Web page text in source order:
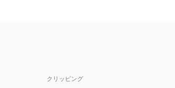
クリッピング